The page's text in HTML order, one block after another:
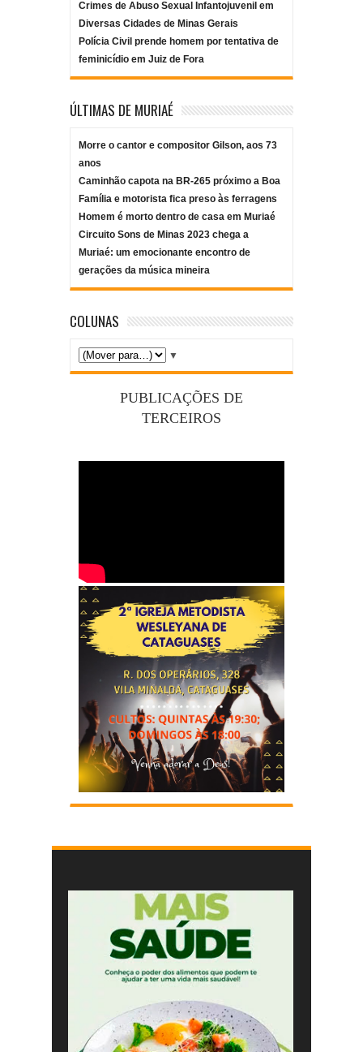
Crimes de Abuso Sexual Infantojuvenil em
Diversas Cidades de Minas Gerais
Polícia Civil prende homem por tentativa de
feminicídio em Juiz de Fora
ÚLTIMAS DE MURIAÉ
Morre o cantor e compositor Gilson, aos 73
anos
Caminhão capota na BR-265 próximo a Boa
Família e motorista fica preso às ferragens
Homem é morto dentro de casa em Muriaé
Circuito Sons de Minas 2023 chega a
Muriaé: um emocionante encontro de
gerações da música mineira
COLUNAS
▼
PUBLICAÇÕES DE
TERCEIROS